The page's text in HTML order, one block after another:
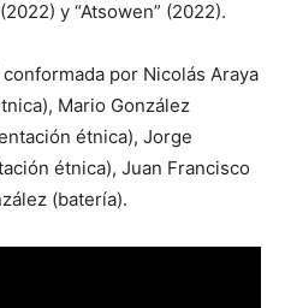
y “Atsowen” (2022).
por Nicolás Araya
Mario González
étnica), Jorge
étnica), Juan Francisco
(batería).